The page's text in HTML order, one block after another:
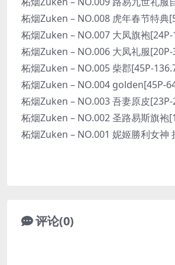
柘烟Zuken – NO.008 虎年春节特典
柘烟Zuken – NO.007 大凤旗袍
柘烟Zuken – NO.006 大凤礼服
柘烟Zuken – NO.005 柴郡[45P-
柘烟Zuken – NO.004 golden[45P-
柘烟Zuken – NO.003 吾妻原皮
柘烟Zuken – NO.002 圣路易斯旗袍
柘烟Zuken – NO.001 妮姬勝利女神
评论(0)